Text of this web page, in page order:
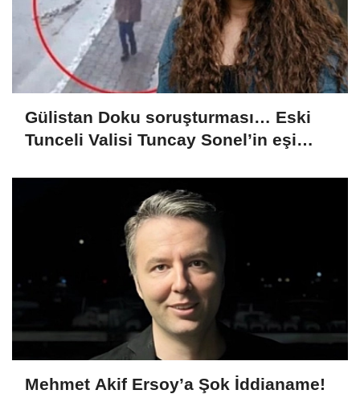
Gülistan Doku soruşturması… Eski
Tunceli Valisi Tuncay Sonel’in eşi
Mehmet Akif Ersoy’a Şok İddianame!